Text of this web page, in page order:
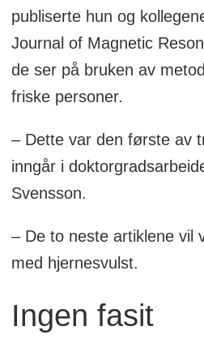
publiserte hun og
Journal of Magnetic
de ser på bruken av
friske personer.
– Dette var den første av
inngår i
Svensson.
– De to neste artiklene vil
med hjernesvulst.
Ingen fasit